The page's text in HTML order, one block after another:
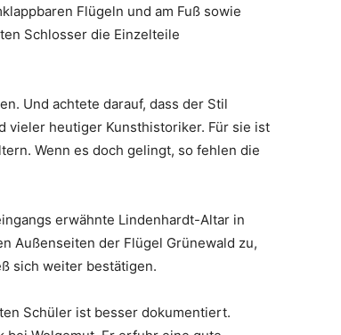
Flügeln und am Fuß sowie
Schlosser die Einzelteile
Und achtete darauf, dass der Stil
vieler heutiger Kunsthistoriker. Für sie ist
Wenn es doch gelingt, so fehlen die
erwähnte Lindenhardt-Altar in
Außenseiten der Flügel Grünewald zu,
sich weiter bestätigen.
Schüler ist besser dokumentiert.